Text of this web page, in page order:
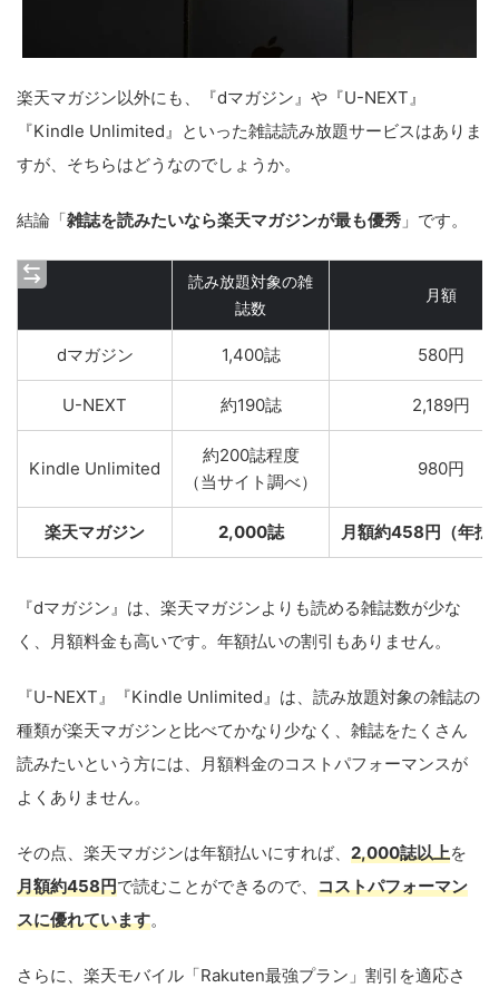
楽天マガジン以外にも、『dマガジン』や『U-NEXT』
『Kindle Unlimited』といった雑誌読み放題サービスはありま
すが、そちらはどうなのでしょうか。
結論「雑誌を読みたいなら楽天マガジンが最も優秀 」です。
読み放題対象の雑
誌数
月額
dマガジン 1,400誌 580円
U-NEXT 約190誌 2,189円
Kindle Unlimited
約200誌程度
（当サイト調べ）
980円
楽天マガジン 2,000誌 月額約458円（年払
『dマガジン』は、楽天マガジンよりも読める雑誌数が少な
く、月額料金も高いです。年額払いの割引もありません。
『U-NEXT』『Kindle Unlimited』は、読み放題対象の雑誌の
種類が楽天マガジンと比べてかなり少なく、雑誌をたくさん
読みたいという方には、月額料金のコストパフォーマンスが
よくありません。
その点、楽天マガジンは年額払いにすれば、 2,000誌以上を
月額約458円で読むことができるので、 コストパフォーマン
スに優れています。
さらに、楽天モバイル「Rakuten最強プラン」割引を適応さ